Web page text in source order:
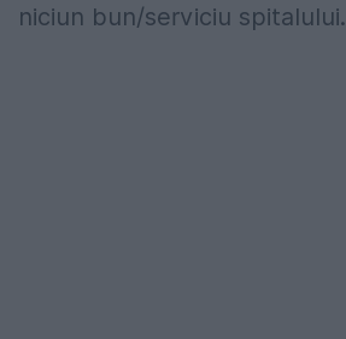
niciun bun/serviciu spitalului.